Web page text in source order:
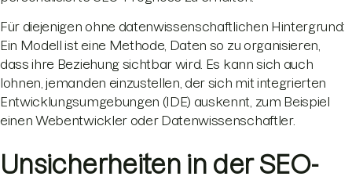
Für diejenigen ohne datenwissenschaftlichen Hintergrund:
Ein Modell ist eine Methode, Daten so zu organisieren,
dass ihre Beziehung sichtbar wird. Es kann sich auch
lohnen, jemanden einzustellen, der sich mit integrierten
Entwicklungsumgebungen (IDE) auskennt, zum Beispiel
einen Webentwickler oder Datenwissenschaftler.
Unsicherheiten in der SEO-